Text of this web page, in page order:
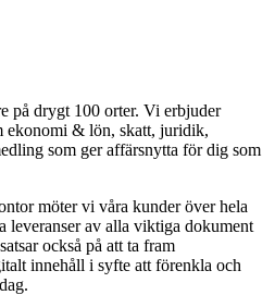
på drygt 100 orter. Vi erbjuder
ekonomi & lön, skatt, juridik,
som ger affärsnytta för dig som
möter vi våra kunder över hela
leveranser av alla viktiga dokument
också på att ta fram
innehåll i syfte att förenkla och